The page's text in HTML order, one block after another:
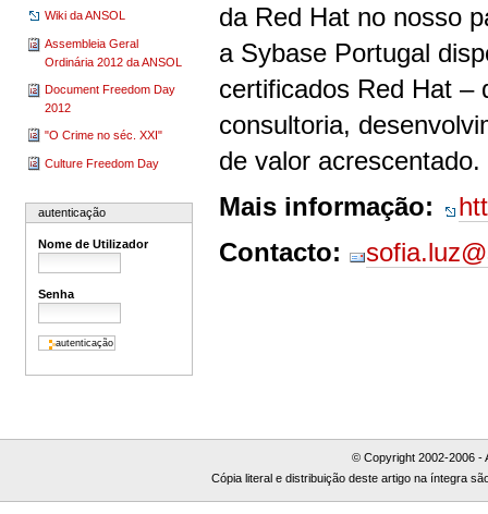
Wiki da ANSOL
Assembleia Geral
Ordinária 2012 da ANSOL
Document Freedom Day
2012
"O Crime no séc. XXI"
Culture Freedom Day
autenticação
Nome de Utilizador
Senha
da Red Hat no nosso
a Sybase Portugal
certificados Red Hat –
consultoria,
de valor acrescentado.
Mais informação:
Contacto:
© Copyright 2002-2006 -
Cópia literal e distribuição deste artigo na íntegra